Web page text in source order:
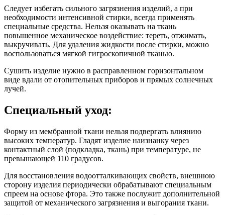
Следует избегать сильного загрязнения изделий, а при
необходимости интенсивной стирки, всегда применять
специальные средства. Нельзя оказывать на ткань
повышенное механическое воздействие: тереть, отжимать,
выкручивать. Для удаления жидкости после стирки, можно
воспользоваться мягкой гигроскопичной тканью.
Сушить изделие нужно в расправленном горизонтальном
виде вдали от отопительных приборов и прямых солнечных
лучей.
Специальный уход:
Форму из мембранной ткани нельзя подвергать влиянию
высоких температур. Гладят изделие наизнанку через
контактный слой (подкладка, ткань) при температуре, не
превышающей 110 градусов.
Для восстановления водоотталкивающих свойств, внешнюю
сторону изделия периодически обрабатывают специальным
спреем на основе фтора. Это также послужит дополнительной
защитой от механического загрязнения и выгорания ткани.